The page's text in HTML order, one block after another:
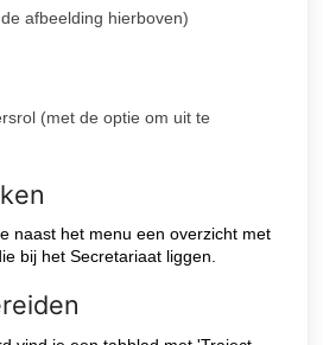
afbeelding hierboven)
(met de optie om uit te
naast het menu een overzicht met
bij het Secretariaat liggen.